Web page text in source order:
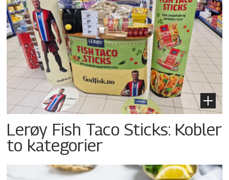
Lerøy Fish Taco Sticks: Kobler
to kategorier